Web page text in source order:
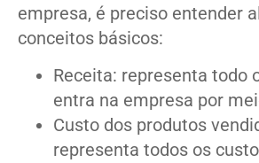
empresa, é preciso entender
conceitos básicos:
Receita: representa todo
entra na empresa por
Custo dos produtos
representa todos os